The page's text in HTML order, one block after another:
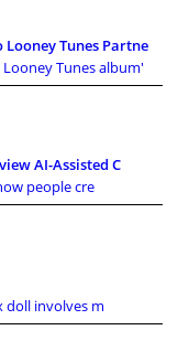
Looney Tunes Partne
Tunes album'
AI-Assisted C
people cre
doll involves m